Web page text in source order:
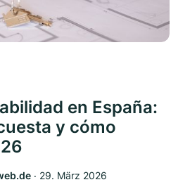
en España:
y cómo
‧ 29. März 2026